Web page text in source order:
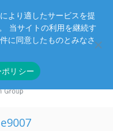
ト お問い合わせ
より適したサービスを提
当サイトの利用を継続す
に同意したものとみなさ
リシー